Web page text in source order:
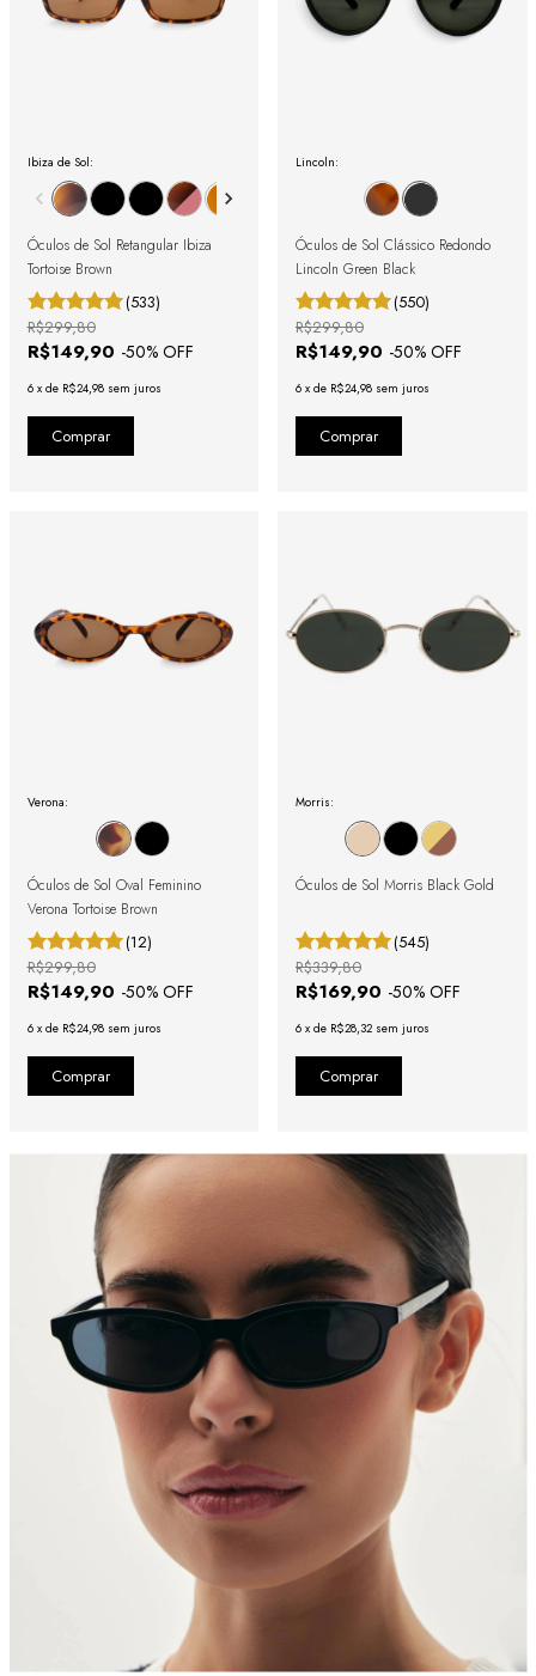
Ibiza de Sol:
Óculos de Sol Retangular Ibiza
Tortoise Brown
(533)
R$149,90 -50% OFF
R$299,80
6 x de R$24,98 sem juros
Lincoln:
Óculos de Sol Clássico Redondo
Lincoln Green Black
(550)
R$149,90 -50% OFF
R$299,80
6 x de R$24,98 sem juros
Verona:
Óculos de Sol Oval Feminino
Verona Tortoise Brown
(12)
R$149,90 -50% OFF
R$299,80
6 x de R$24,98 sem juros
Morris:
Óculos de Sol Morris Black Gold
(545)
R$169,90 -50% OFF
R$339,80
6 x de R$28,32 sem juros